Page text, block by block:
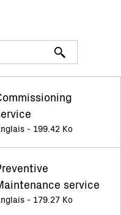
- 199.42 Ko
service
- 179.27 Ko